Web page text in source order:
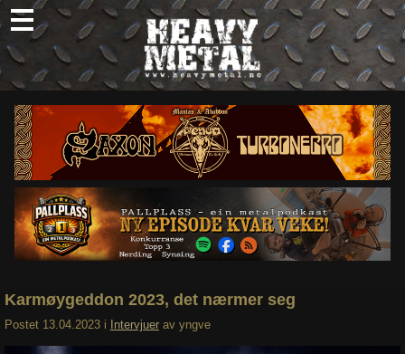
Skip
to
content
Nyheter
Omtaler
Intervjuer
Om oss
Abonner
Søk
Karmøygeddon 2023, det nærmer seg
Postet 13.04.2023 i Intervjuer av yngve